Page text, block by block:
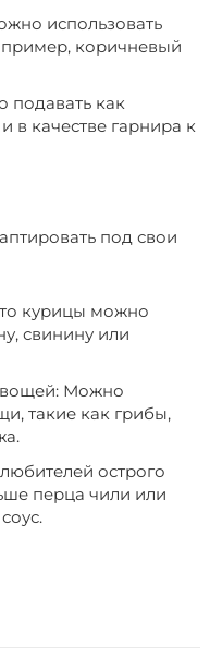
использовать
коричневый
как
в качестве гарнира к
под свои
курицы можно
свинину или
Можно
такие как грибы,
острого
перца чили или